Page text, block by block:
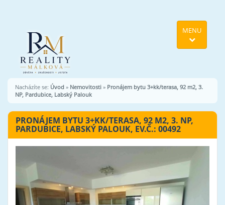
MENU
Nacházíte se: Úvod » Nemovitosti » Pronájem bytu 3+kk/terasa, 92 m2, 3.
NP, Pardubice, Labský Palouk
PRONÁJEM BYTU 3+KK/TERASA, 92 M2, 3. NP,
PARDUBICE, LABSKÝ PALOUK, EV.Č.: 00492